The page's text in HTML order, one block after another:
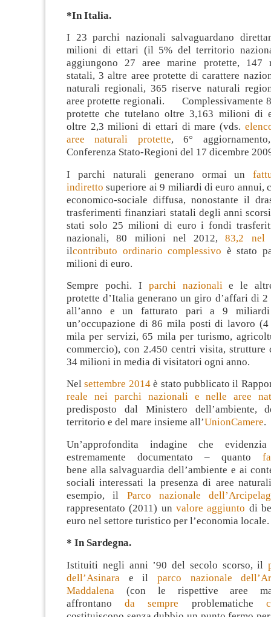
*In Italia.
I 23 parchi nazionali salvaguardano
milioni di ettari (il 5% del territorio
aggiungono 27 aree marine protette, 147
statali, 3 altre aree protette di carattere
naturali regionali, 365 riserve naturali
aree protette regionali. Complessivamente
protette che tutelano oltre 3,163 milioni di
oltre 2,3 milioni di ettari di mare (vds.
aree naturali protette, 6°
Conferenza Stato-Regioni del 17 dicembre
I parchi naturali generano ormai un
indiretto superiore ai 9 miliardi di euro annui,
economico-sociale diffusa, nonostante il
trasferimenti finanziari statali degli anni
stati solo 25 milioni di euro i fondi
nazionali, 80 milioni nel 2012,83,2 nel
ilcontributo ordinario complessivo è stato
milioni di euro.
Sempre pochi. I parchi nazionalie le
protette d’Italia generano un giro d’affari di
all’anno e un fatturato pari a 9
un’occupazione di 86 mila posti di lavoro
mila per servizi, 65 mila per turismo,
commercio), con 2.450 centri visita,
34 milioni in media di visitatori ogni anno.
Nelsettembre 2014è stato pubblicato il
reale nei parchi nazionali e nelle aree
predisposto dal Ministero dell’ambiente,
territorio e del mare insieme all’UnionCamere.
Un’approfondita indagine che
estremamente documentato – quanto fa
bene alla salvaguardia dell’ambiente e ai
sociali interessati la presenza di aree
esempio, il Parco nazionale
rappresentato (2011) un valore aggiunto di
euro nel settore turistico per l’economia locale.
* In Sardegna.
Istituiti negli anni ’90 del secolo scorso, il
dell’Asinara e il parco nazionale
Maddalena (con le rispettive aree
affrontanoda sempre problematiche